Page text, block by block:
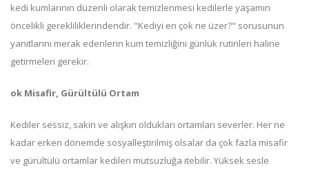
kedi kumlarının düzenli olarak temizlenmesi kedilerle yaşamın
öncelikli gerekliliklerindendir. "Kediyi en çok ne üzer?" sorusunun
yanıtlarını merak edenlerin kum temizliğini günlük rutinleri haline
getirmeleri gerekir.
ok Misafir, Gürültülü Ortam
Kediler sessiz, sakin ve alışkın oldukları ortamları severler. Her ne
kadar erken dönemde sosyalleştirilmiş olsalar da çok fazla misafir
ve gürültülü ortamlar kedileri mutsuzluğa itebilir. Yüksek sesle